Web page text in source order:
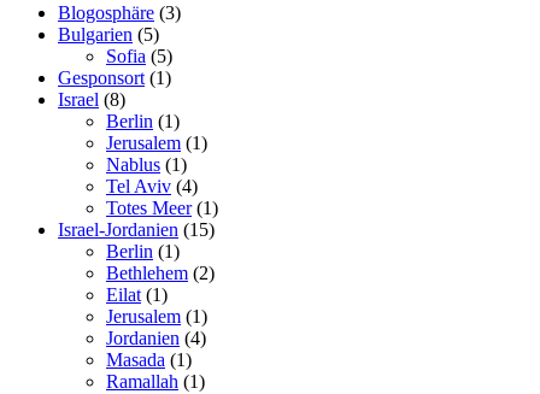
Blogosphäre (3)
Bulgarien (5)
Sofia (5)
Gesponsort (1)
Israel (8)
Berlin (1)
Jerusalem (1)
Nablus (1)
Tel Aviv (4)
Totes Meer(1)
Israel-Jordanien (15)
Berlin (1)
Bethlehem (2)
Eilat (1)
Jerusalem (1)
Jordanien (4)
Masada (1)
Ramallah (1)